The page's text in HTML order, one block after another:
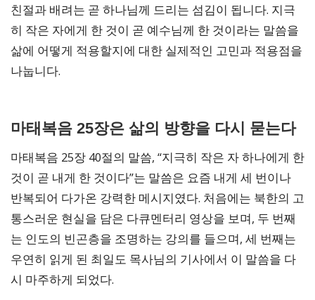
친절과 배려는 곧 하나님께 드리는 섬김이 됩니다. 지극
히 작은 자에게 한 것이 곧 예수님께 한 것이라는 말씀을
삶에 어떻게 적용할지에 대한 실제적인 고민과 적용점을
나눕니다.
마태복음 25장은 삶의 방향을 다시 묻는다
마태복음 25장 40절의 말씀, “지극히 작은 자 하나에게 한
것이 곧 내게 한 것이다”는 말씀은 요즘 내게 세 번이나
반복되어 다가온 강력한 메시지였다. 처음에는 북한의 고
통스러운 현실을 담은 다큐멘터리 영상을 보며, 두 번째
는 인도의 빈곤층을 조명하는 강의를 들으며, 세 번째는
우연히 읽게 된 최일도 목사님의 기사에서 이 말씀을 다
시 마주하게 되었다.